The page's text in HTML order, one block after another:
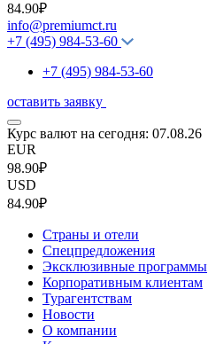
84.90₽
info@premiumct.ru
+7 (495) 984-53-60
+7 (495) 984-53-60
оставить заявку
Курс валют на сегодня: 07.08.26
EUR
98.90₽
USD
84.90₽
Страны и отели
Спецпредложения
Эксклюзивные программы
Корпоративным клиентам
Турагентствам
Новости
О компании